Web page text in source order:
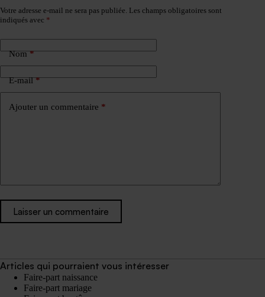
Votre adresse e-mail ne sera pas publiée. Les champs obligatoires sont
indiqués avec *
Nom*
E-mail*
Ajouter un commentaire *
Laisser un commentaire
Articles qui pourraient vous intéresser
Faire-part naissance
Faire-part mariage